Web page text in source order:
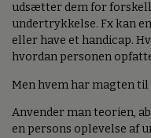
udsætter dem for
undertrykkelse. Fx kan
eller have et handicap.
hvordan personen
Men hvem har magten
Anvender man teorien,
en persons oplevelse af